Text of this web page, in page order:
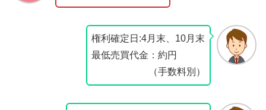
権利確定日:4月末、10月末
最低売買代金：約円
（手数料別）